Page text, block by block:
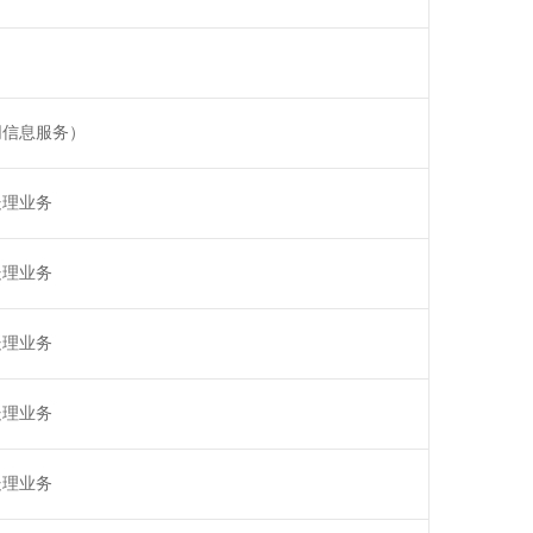
息服务）
业务
业务
业务
业务
业务